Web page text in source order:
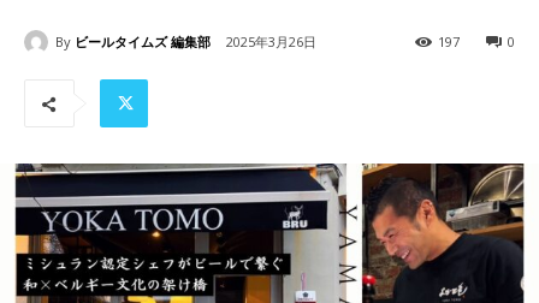
By ビールタイムズ 編集部 2025年3月26日 0
197